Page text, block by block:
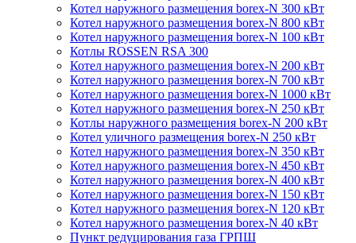
Котел наружного размещения borex-N 300 кВт
Котел наружного размещения borex-N 800 кВт
Котел наружного размещения borex-N 100 кВт
Котлы ROSSEN RSA 300
Котел наружного размещения borex-N 200 кВт
Котел наружного размещения borex-N 700 кВт
Котел наружного размещения borex-N 1000 кВт
Котел наружного размещения borex-N 250 кВт
Котлы наружного размещения borex-N 200 кВт
Котел уличного размещения borex-N 250 кВт
Котел наружного размещения borex-N 350 кВт
Котел наружного размещения borex-N 450 кВт
Котел наружного размещения borex-N 400 кВт
Котел наружного размещения borex-N 150 кВт
Котел наружного размещения borex-N 120 кВт
Котел наружного размещения borex-N 40 кВт
Пункт редуцирования газа ГРПШ